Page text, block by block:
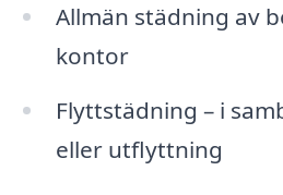
Allmän städning av
kontor
Flyttstädning – i
eller utflyttning